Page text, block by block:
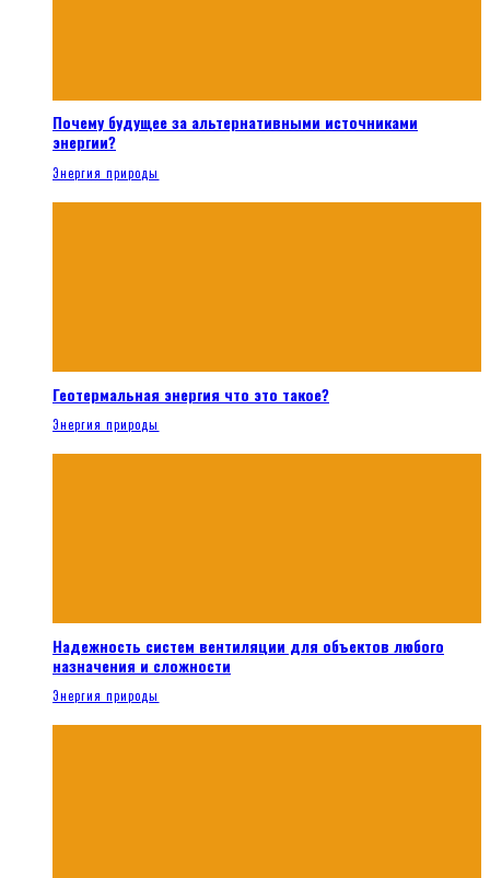
Почему будущее за альтернативными источниками
энергии?
Энергия природы
Геотермальная энергия что это такое?
Энергия природы
Надежность систем вентиляции для объектов любого
назначения и сложности
Энергия природы